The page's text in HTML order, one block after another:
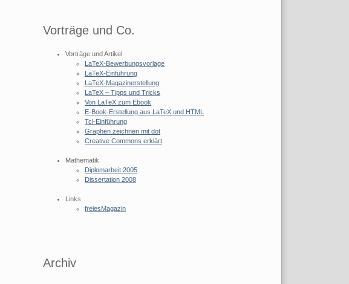
Vorträge und Co.
Vorträge und Artikel
LaTeX-Bewerbungsvorlage
LaTeX-Einführung
LaTeX-Magazinerstellung
LaTeX – Tipps und Tricks
Von LaTeX zum Ebook
E-Book-Erstellung aus LaTeX und HTML
Tcl-Einführung
Graphen zeichnen mit dot
Creative Commons erklärt
Mathematik
Diplomarbeit 2005
Dissertation 2008
Links
freiesMagazin
Archiv